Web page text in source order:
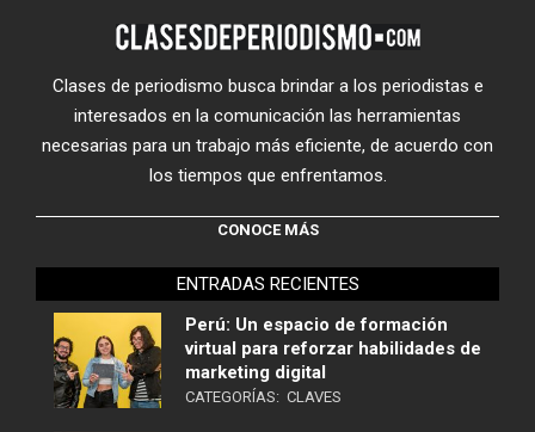
Clases de periodismo busca brindar a los periodistas e
interesados en la comunicación las herramientas
necesarias para un trabajo más eficiente, de acuerdo con
los tiempos que enfrentamos.
CONOCE MÁS
ENTRADAS RECIENTES
Perú: Un espacio de formación
virtual para reforzar habilidades de
marketing digital
CATEGORÍAS: CLAVES